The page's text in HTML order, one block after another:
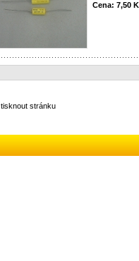
Cena: 7,50
tisknout stránku